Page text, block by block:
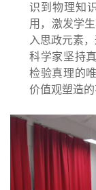
识到物理知
用，激发学
入思政元素，
科学家坚持
检验真理的
价值观塑造的